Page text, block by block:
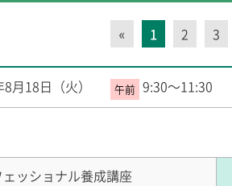
« 1 2 3
月18日（火） 9:30～11:30
ッショナル養成講座